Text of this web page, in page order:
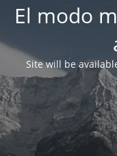
El modo
Site will be